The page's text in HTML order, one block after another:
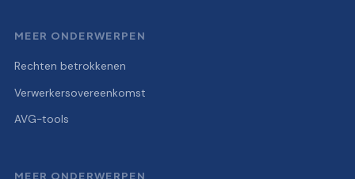
MEER ONDERWERPEN
Rechten betrokkenen
Verwerkersovereenkomst
AVG-tools
MEER ONDERWERPEN